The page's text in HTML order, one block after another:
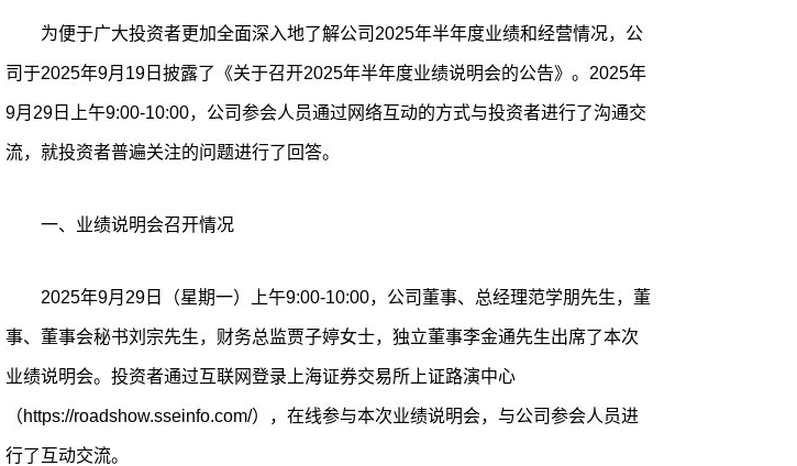
为便于广大投资者更加全面深入地了解公司2025年半年度业绩和经营情况，公
司于2025年9月19日披露了《关于召开2025年半年度业绩说明会的公告》。2025年
9月29日上午9:00-10:00，公司参会人员通过网络互动的方式与投资者进行了沟通交
流，就投资者普遍关注的问题进行了回答。
一、业绩说明会召开情况
2025年9月29日（星期一）上午9:00-10:00，公司董事、总经理范学朋先生，董
事、董事会秘书刘宗先生，财务总监贾子婷女士，独立董事李金通先生出席了本次
业绩说明会。投资者通过互联网登录上海证券交易所上证路演中心
（https://roadshow.sseinfo.com/），在线参与本次业绩说明会，与公司参会人员进
行了互动交流。